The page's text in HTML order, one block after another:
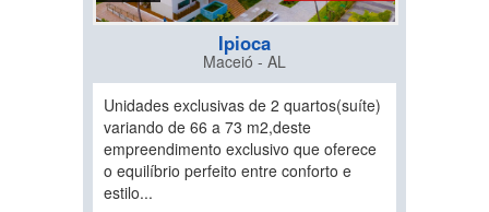
Ipioca
Maceió - AL
Unidades exclusivas de 2 quartos(suíte)
variando de 66 a 73 m2,deste
empreendimento exclusivo que oferece
o equilíbrio perfeito entre conforto e
estilo...